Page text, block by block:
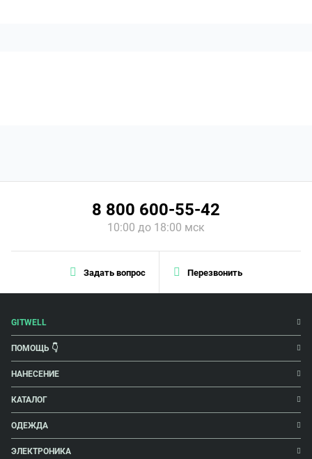
Задать вопрос Перезвонить
8 800 600-55-42
10:00 до 18:00 мск
GITWELL
ПОМОЩЬ 👇
НАНЕСЕНИЕ
КАТАЛОГ
ОДЕЖДА
ЭЛЕКТРОНИКА